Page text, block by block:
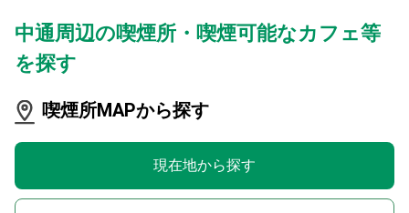
中通周辺の喫煙所・喫煙可能なカフェ等
を探す
喫煙所MAPから探す
現在地から探す